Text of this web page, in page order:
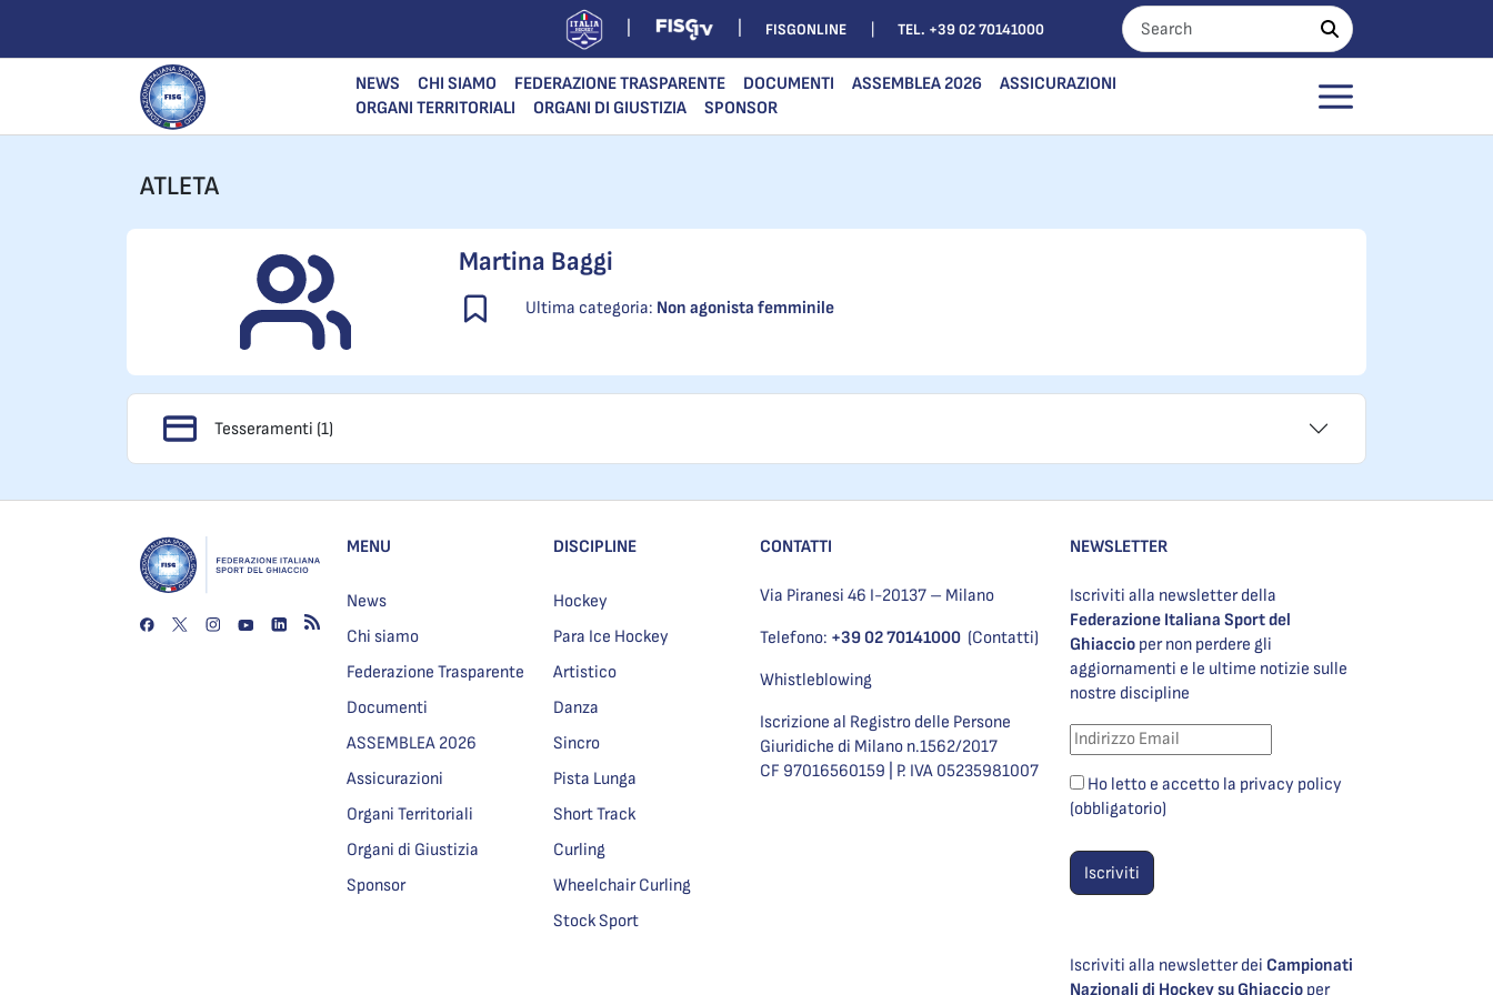
FISGONLINE TEL. +39 02 70141000
NEWS CHI SIAMO FEDERAZIONE TRASPARENTE DOCUMENTI ASSEMBLEA 2026
ASSICURAZIONI
ORGANI TERRITORIALI
ORGANI DI GIUSTIZIA SPONSOR
ATLETA
Martina Baggi
Ultima categoria: Non agonista femminile
Tesseramenti (1)
MENU
News
Chi siamo
Federazione Trasparente
Documenti
ASSEMBLEA 2026
Assicurazioni
Organi Territoriali
Organi di Giustizia
Sponsor
DISCIPLINE
Hockey
Para Ice Hockey
Artistico
Danza
Sincro
Pista Lunga
Short Track
Curling
Wheelchair Curling
Stock Sport
CONTATTI
Via Piranesi 46 I-20137 – Milano
Telefono: +39 02 70141000 (Contatti)
Whistleblowing
Iscrizione al Registro delle Persone
Giuridiche di Milano n.1562/2017
CF 97016560159 | P. IVA 05235981007
NEWSLETTER
Iscriviti alla newsletter della
Federazione Italiana Sport del
Ghiaccio per non perdere gli
aggiornamenti e le ultime notizie sulle
nostre discipline
Ho letto e accetto la privacy policy
(obbligatorio)
Iscriviti alla newsletter dei Campionati
Nazionali di Hockey su Ghiaccio per